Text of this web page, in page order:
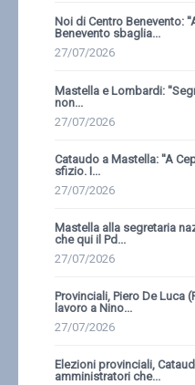
Noi di Centro Benevento:
Benevento sbaglia...
27/07/2026
Mastella e Lombardi:
non...
27/07/2026
Cataudo a Mastella: ''A
sfizio. I...
27/07/2026
Mastella alla segretaria
che qui il Pd...
27/07/2026
Provinciali, Piero De Luca
lavoro a Nino...
27/07/2026
Elezioni provinciali,
amministratori che...